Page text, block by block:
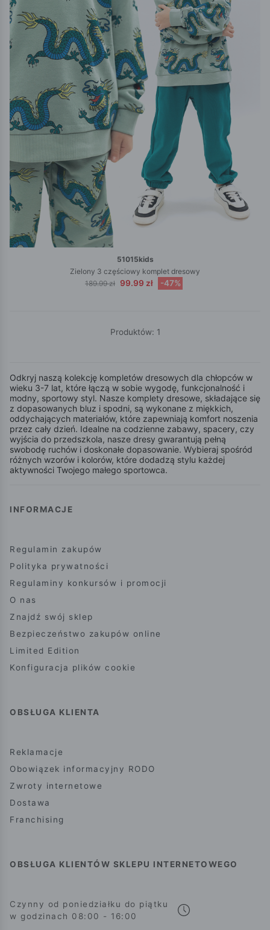
51015kids
Zielony 3 częściowy komplet dresowy
189.99 zł 99.99 zł -47%
Produktów: 1
Odkryj naszą kolekcję kompletów dresowych dla chłopców w
wieku 3-7 lat, które łączą w sobie wygodę, funkcjonalność i
modny, sportowy styl. Nasze komplety dresowe, składające się
z dopasowanych bluz i spodni, są wykonane z miękkich,
oddychających materiałów, które zapewniają komfort noszenia
przez cały dzień. Idealne na codzienne zabawy, spacery, czy
wyjścia do przedszkola, nasze dresy gwarantują pełną
swobodę ruchów i doskonałe dopasowanie. Wybieraj spośród
różnych wzorów i kolorów, które dodadzą stylu każdej
aktywności Twojego małego sportowca.
INFORMACJE
Regulamin zakupów
Polityka prywatności
Regulaminy konkursów i promocji
O nas
Znajdź swój sklep
Bezpieczeństwo zakupów online
Limited Edition
Konfiguracja plików cookie
OBSŁUGA KLIENTA
Reklamacje
Obowiązek informacyjny RODO
Zwroty internetowe
Dostawa
Franchising
OBSŁUGA KLIENTÓW SKLEPU INTERNETOWEGO
Czynny od poniedziałku do piątku
w godzinach 08:00 - 16:00